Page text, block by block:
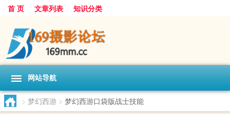
首 页 文章列表 知识分类
网站导航
> 梦幻西游 > 梦幻西游口袋版战士技能